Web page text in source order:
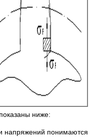
ниже:
напряжений понимаются